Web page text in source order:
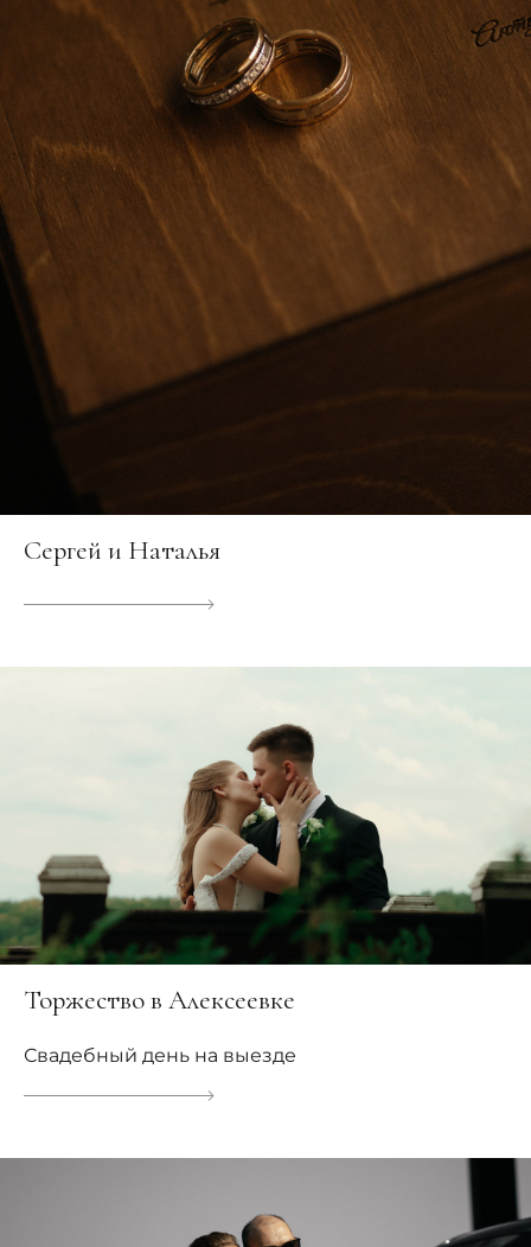
Сергей и Наталья
Торжество в Алексеевке
Свадебный день на выезде